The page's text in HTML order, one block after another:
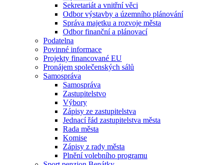
Sekretariát a vnitřní věci
Odbor výstavby a územního plánování
Správa majetku a rozvoje města
Odbor finanční a plánovací
Podatelna
Povinné informace
Projekty financované EU
Pronájem společenských sálů
Samospráva
Samospráva
Zastupitelstvo
Výbory
Zápisy ze zastupitelstva
Jednací řád zastupitelstva města
Rada města
Komise
Zápisy z rady města
Plnění volebního programu